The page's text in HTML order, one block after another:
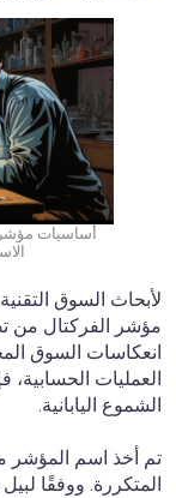
أساسيات مؤشر
لأبحاث السوق
مؤشر الفركتال من
انعكاسات السوق
العمليات
الشموع اليابانية.
تم أخذ اسم المؤشر
المتكررة. ووفقًا